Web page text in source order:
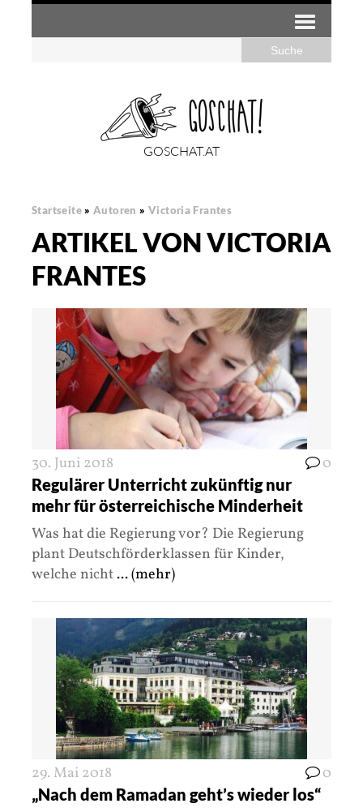
GOSCHAT.AT
Startseite » Autoren » Victoria Frantes
ARTIKEL VON VICTORIA
FRANTES
30. Juni 2018 0
Regulärer Unterricht zukünftig nur
mehr für österreichische Minderheit
Was hat die Regierung vor? Die Regierung
plant Deutschförderklassen für Kinder,
welche nicht ... (mehr)
29. Mai 2018 0
„Nach dem Ramadan geht’s wieder los“